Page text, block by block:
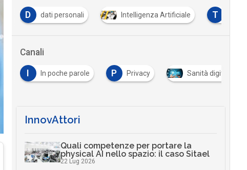
D dati personali Intelligenza Artificiale T
Canali
In poche parole P Privacy Sanità digitale
InnovAttori
Quali competenze per portare la
physical AI nello spazio: il caso Sitael
22 Lug 2026